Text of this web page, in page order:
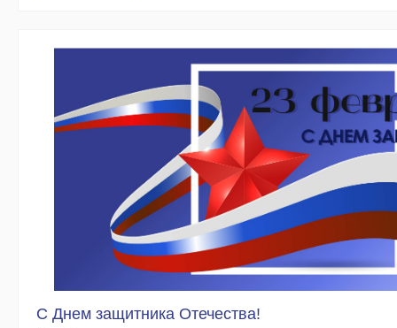
С Днем защитника Отечества!